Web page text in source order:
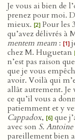
Je vous ai bien de
prenez pour moi.
mieux. [2] Pour les
qu’avez délivrés à
mentem meam : [1]
chez M. Huguetan
n’est pas raison
que je vous
avoir. Voilà qui
allât autrement. Je
ce qu’il vous a
patiemment et y
Cappadox, [6] que
avec son S. Antoine
pareillement bien